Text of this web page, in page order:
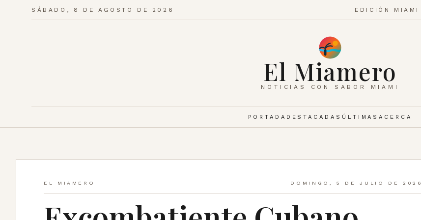
SÁBADO, 8 DE AGOSTO DE 2026 EDICIÓN MIAMI
El Miamero
NOTICIAS CON SABOR MIAMI
PORTADA DESTACADAS ÚLTIMASACERCA
EL MIAMERO DOMINGO, 5 DE JULIO DE 2026